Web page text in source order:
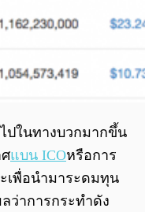
ปในทางบวกมากขึ้น
แบน ICOหรือการ
พื่อนำมาระดมทุน
ว่าการกระทำดัง